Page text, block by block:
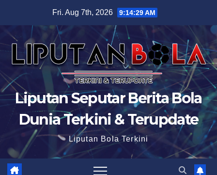
content
Fri. Aug 7th, 2026 9:14:30 AM
Liputan Seputar Berita Bola
Dunia Terkini & Terupdate
Liputan Bola Terkini